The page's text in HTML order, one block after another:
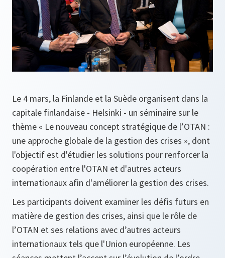
Le 4 mars, la Finlande et la Suède organisent dans la
capitale finlandaise - Helsinki - un séminaire sur le
thème « Le nouveau concept stratégique de l’OTAN :
une approche globale de la gestion des crises », dont
l'objectif est d'étudier les solutions pour renforcer la
coopération entre l'OTAN et d'autres acteurs
internationaux afin d'améliorer la gestion des crises.
Les participants doivent examiner les défis futurs en
matière de gestion des crises, ainsi que le rôle de
l’OTAN et ses relations avec d’autres acteurs
internationaux tels que l'Union européenne. Les